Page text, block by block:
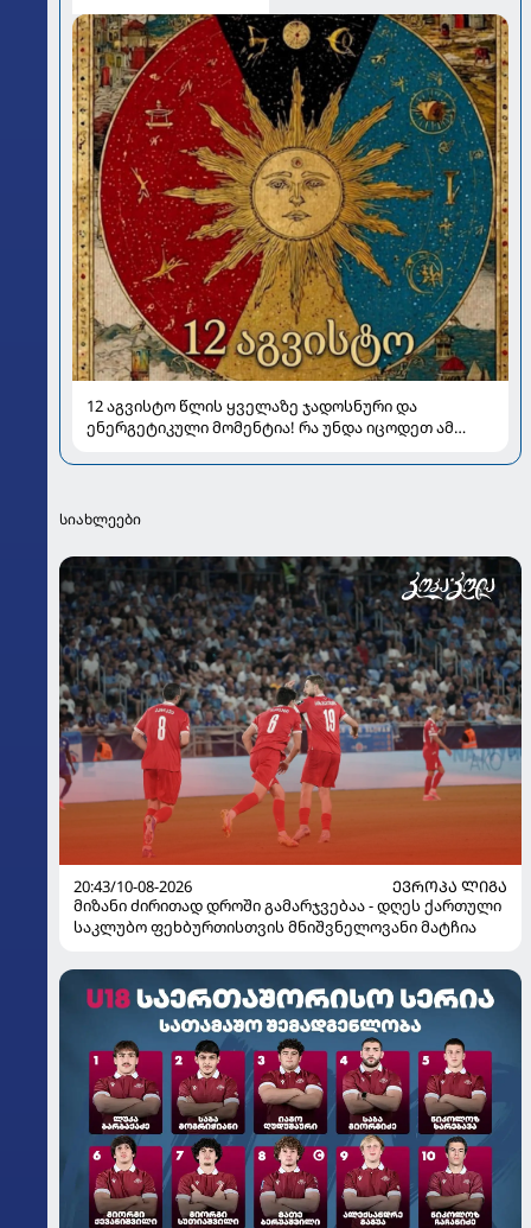
12 აგვისტო წლის ყველაზე ჯადოსნური და
ენერგეტიკული მომენტია! რა უნდა იცოდეთ ამ
სიახლეები
20:43/10-08-2026
ᲔᲕᲠᲝᲞᲐ ᲚᲘᲒᲐ
მიზანი ძირითად დროში გამარჯვებაა - დღეს ქართული
საკლუბო ფეხბურთისთვის მნიშვნელოვანი მატჩია